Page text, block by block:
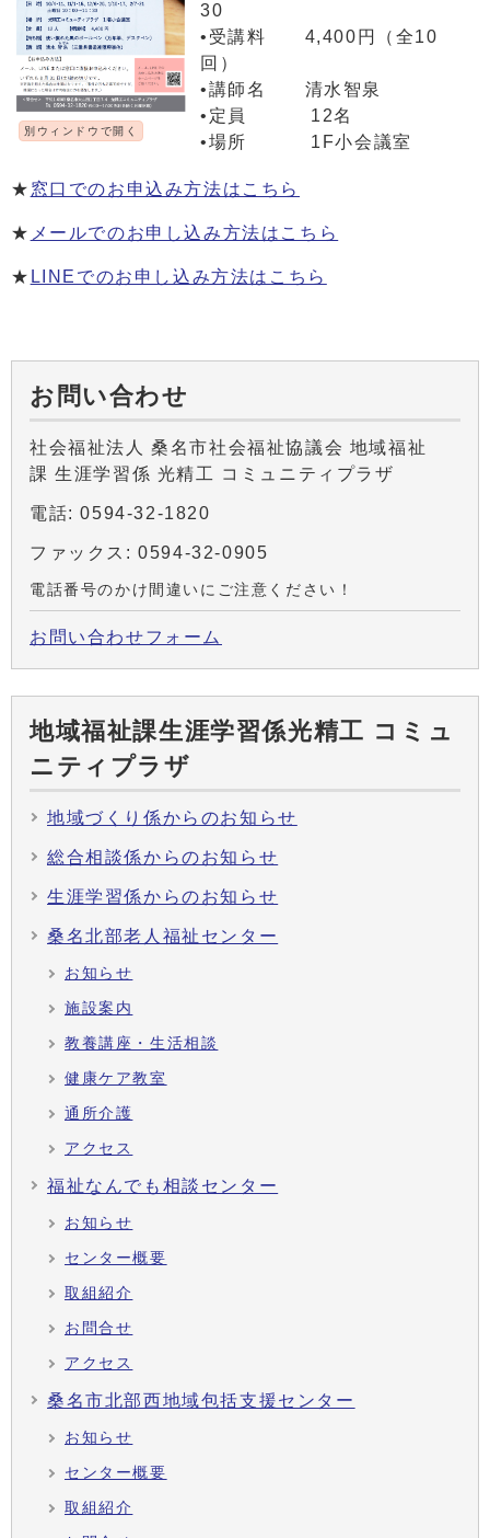
別ウィンドウで開く
30
•受講料 4,400円（全10
回）
•講師名 清水智泉
•定員 12名
•場所 1F小会議室
★ 窓口でのお申込み方法はこちら
★ メールでのお申し込み方法はこちら
★ LINEでのお申し込み方法はこちら
お問い合わせ
社会福祉法人 桑名市社会福祉協議会 地域福祉
課 生涯学習係 光精工 コミュニティプラザ
電話: 0594-32-1820
ファックス: 0594-32-0905
電話番号のかけ間違いにご注意ください！
お問い合わせフォーム
地域福祉課生涯学習係光精工 コミュ
ニティプラザ
地域づくり係からのお知らせ
総合相談係からのお知らせ
生涯学習係からのお知らせ
桑名北部老人福祉センター
お知らせ
施設案内
教養講座・生活相談
健康ケア教室
通所介護
アクセス
福祉なんでも相談センター
お知らせ
センター概要
取組紹介
お問合せ
アクセス
桑名市北部西地域包括支援センター
お知らせ
センター概要
取組紹介